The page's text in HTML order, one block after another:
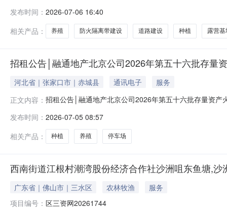
发布时间： 2026-07-06 16:40
相关产品：
养殖 防火隔离带建设 道路建设 种植 露营
招租公告│融通地产北京公司2026年第五十六批存量
河北省｜张家口市｜赤城县 通讯电子
服务
正文内容： 招租公告│融通地产北京公司2026年第五十六批存量资
发布时间： 2026-07-05 08:57
相关产品：
种植 养殖 停车场
西南街道江根村潮湾股份经济合作社沙洲咀东鱼塘,
广东省｜佛山市｜三水区 农林牧渔
服务
项目编号： 区三资网20261744